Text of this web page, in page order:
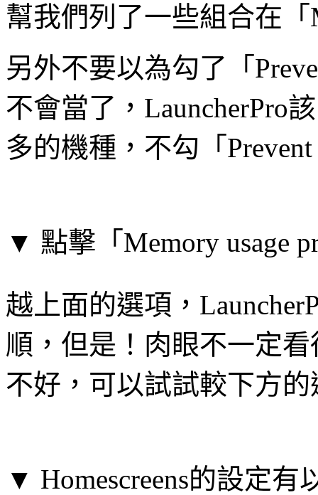
幫我們列了一些組合在「
另外不要以為勾了「
不會當了，LauncherPro
多的機種，不勾「
▼ 點擊「Memory usage
越上面的選項，
順，但是！肉眼不一定
不好，可以試試較下方
▼ Homescreens的設定有